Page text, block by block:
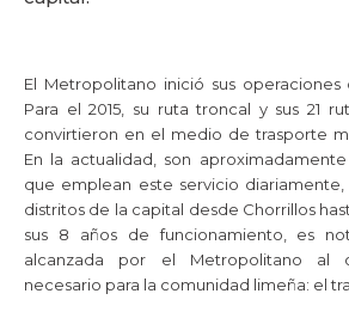
El Metropolitano inició sus operaciones
Para el 2015, su ruta troncal y sus 21
convirtieron en el medio de trasporte
En la actualidad, son
que emplean este servicio
distritos de la capital desde Chorrillos
sus 8 años de funcionamiento, es
alcanzada por el Metropolitano al
necesario para la comunidad limeña: el